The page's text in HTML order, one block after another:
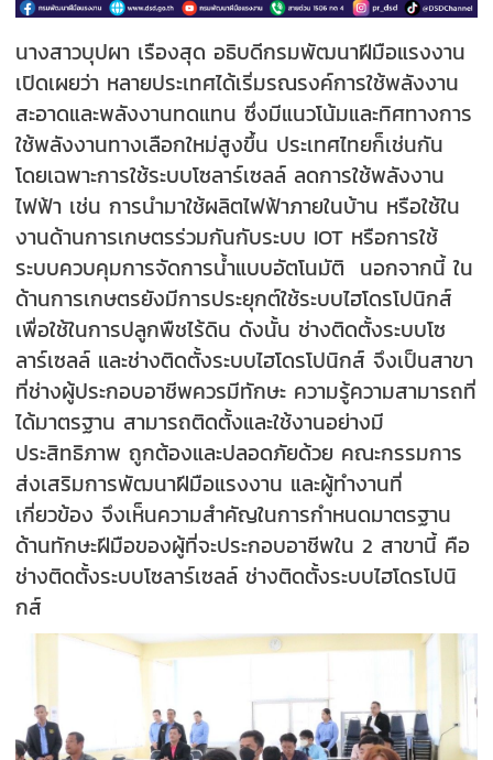
นางสาวบุปผา เรืองสุด อธิบดีกรมพัฒนาฝีมือแรงงาน
เปิดเผยว่า หลายประเทศได้เริ่มรณรงค์การใช้พลังงาน
สะอาดและพลังงานทดแทน ซึ่งมีแนวโน้มและทิศทางการ
ใช้พลังงานทางเลือกใหม่สูงขึ้น ประเทศไทยก็เช่นกัน
โดยเฉพาะการใช้ระบบโซลาร์เซลล์ ลดการใช้พลังงาน
ไฟฟ้า เช่น การนำมาใช้ผลิตไฟฟ้าภายในบ้าน หรือใช้ใน
งานด้านการเกษตรร่วมกันกับระบบ IOT หรือการใช้
ระบบควบคุมการจัดการน้ำแบบอัตโนมัติ นอกจากนี้ ใน
ด้านการเกษตรยังมีการประยุกต์ใช้ระบบไฮโดรโปนิกส์
เพื่อใช้ในการปลูกพืชไร้ดิน ดังนั้น ช่างติดตั้งระบบโซ
ลาร์เซลล์ และช่างติดตั้งระบบไฮโดรโปนิกส์ จึงเป็นสาขา
ที่ช่างผู้ประกอบอาชีพควรมีทักษะ ความรู้ความสามารถที่
ได้มาตรฐาน สามารถติดตั้งและใช้งานอย่างมี
ประสิทธิภาพ ถูกต้องและปลอดภัยด้วย คณะกรรมการ
ส่งเสริมการพัฒนาฝีมือแรงงาน และผู้ทำงานที่
เกี่ยวข้อง จึงเห็นความสำคัญในการกำหนดมาตรฐาน
ด้านทักษะฝีมือของผู้ที่จะประกอบอาชีพใน 2 สาขานี้ คือ
ช่างติดตั้งระบบโซลาร์เซลล์ ช่างติดตั้งระบบไฮโดรโปนิ
กส์